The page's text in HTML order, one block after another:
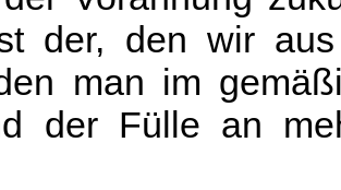
der, den wir
man im
der Fülle an